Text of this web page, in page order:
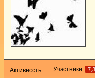
Активность Участники